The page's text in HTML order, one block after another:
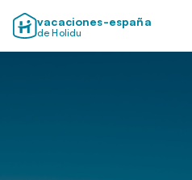
vacaciones-españa
de Holidu